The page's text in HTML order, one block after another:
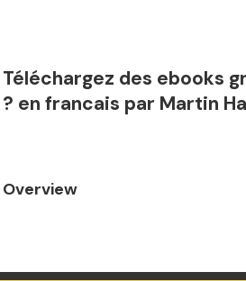
Téléchargez des ebooks
? en francais par Martin
Overview